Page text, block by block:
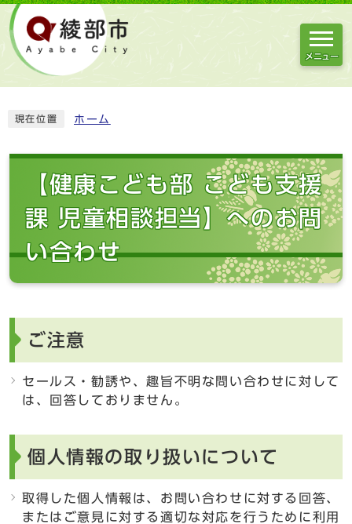
メニュー
現在位置 ホーム
【健康こども部 こども支援
課 児童相談担当】へのお問
い合わせ
ご注意
セールス・勧誘や、趣旨不明な問い合わせに対して
は、回答しておりません。
個人情報の取り扱いについて
取得した個人情報は、お問い合わせに対する回答、
またはご意見に対する適切な対応を行うために利用